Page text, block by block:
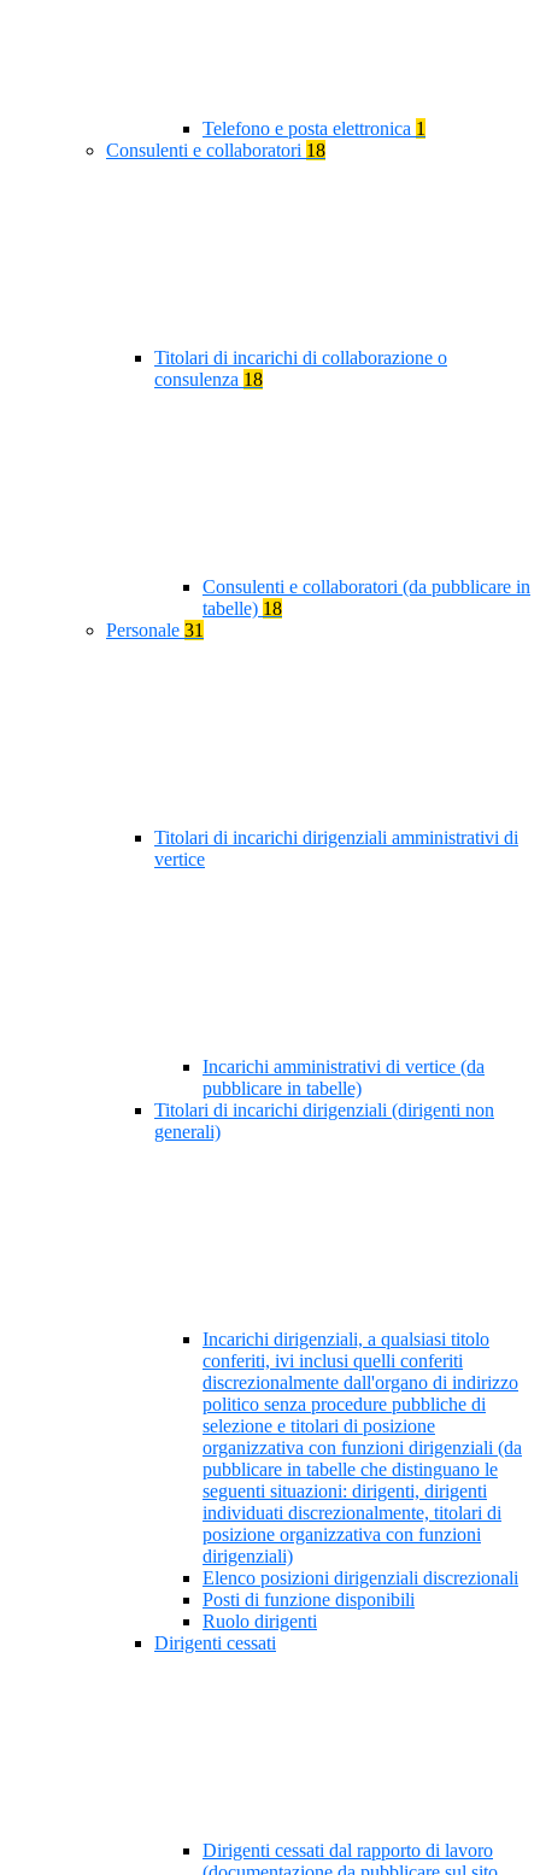
Telefono e posta elettronica 1
Consulenti e collaboratori 18
Titolari di incarichi di collaborazione o
consulenza 18
Consulenti e collaboratori (da pubblicare in
tabelle) 18
Personale 31
Titolari di incarichi dirigenziali amministrativi di
vertice
Incarichi amministrativi di vertice (da
pubblicare in tabelle)
Titolari di incarichi dirigenziali (dirigenti non
generali)
Incarichi dirigenziali, a qualsiasi titolo
conferiti, ivi inclusi quelli conferiti
discrezionalmente dall'organo di indirizzo
politico senza procedure pubbliche di
selezione e titolari di posizione
organizzativa con funzioni dirigenziali (da
pubblicare in tabelle che distinguano le
seguenti situazioni: dirigenti, dirigenti
individuati discrezionalmente, titolari di
posizione organizzativa con funzioni
dirigenziali)
Elenco posizioni dirigenziali discrezionali
Posti di funzione disponibili
Ruolo dirigenti
Dirigenti cessati
Dirigenti cessati dal rapporto di lavoro